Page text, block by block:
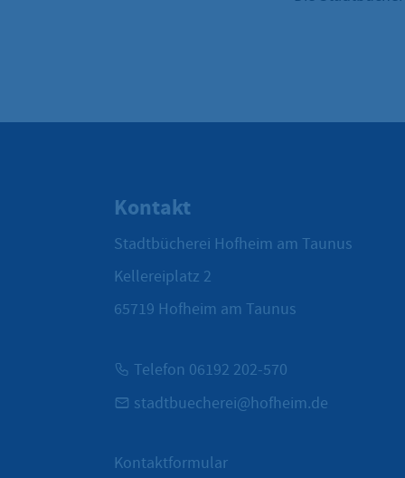
Kontakt
Stadtbücherei Hofheim am Taunus
Kellereiplatz 2
65719 Hofheim am Taunus
Telefon 06192 202-570
stadtbuecherei@hofheim.de
Kontaktformular